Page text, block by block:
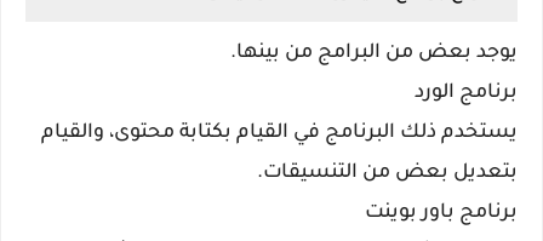
يوجد بعض من البرامج من بينها.
برنامج الورد
يستخدم ذلك البرنامج في القيام بكتابة محتوى، والقيام
بتعديل بعض من التنسيقات.
برنامج باور بوينت